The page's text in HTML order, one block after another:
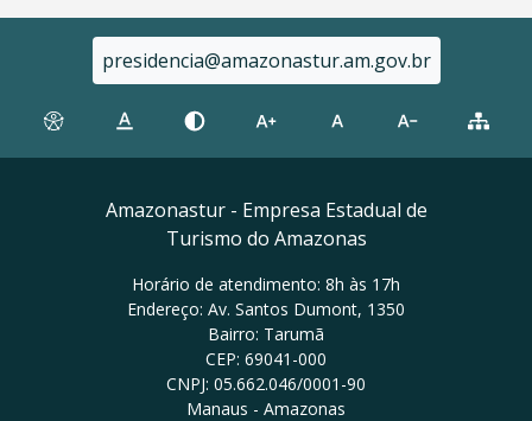
presidencia@amazonastur.am.gov.br
Amazonastur - Empresa Estadual de
Turismo do Amazonas
Horário de atendimento: 8h às 17h
Endereço: Av. Santos Dumont, 1350
Bairro: Tarumã
CEP: 69041-000
CNPJ: 05.662.046/0001-90
Manaus - Amazonas